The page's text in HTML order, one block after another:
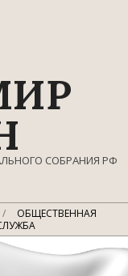
СОБРАНИЯ РФ
ОБЩЕСТВЕННАЯ